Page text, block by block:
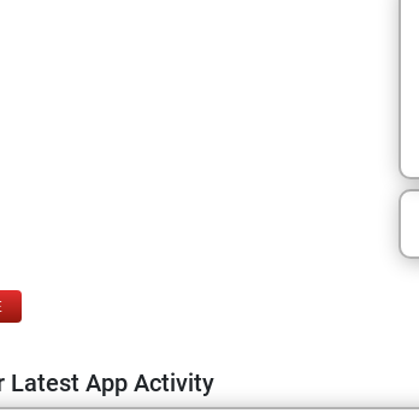
Latest App Activity